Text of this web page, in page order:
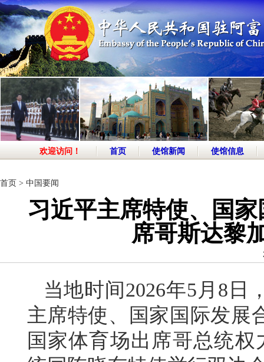
欢迎访问！ 首页 使馆新闻 使馆信息
首页 > 中国要闻
习近平主席特使、国
席哥斯达黎
当地时间2026年5月8日
主席特使、国家国际发展
国家体育场出席哥总统